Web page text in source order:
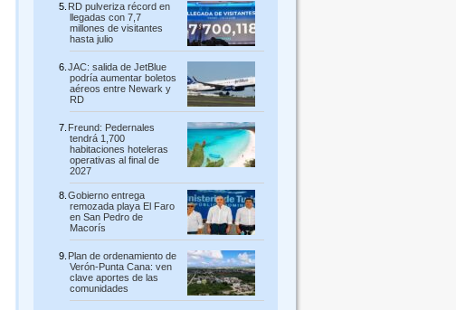
RD pulveriza récord en
llegadas con 7,7
millones de visitantes
hasta julio
JAC: salida de JetBlue
podría aumentar boletos
aéreos entre Newark y
RD
Freund: Pedernales
tendrá 1,700
habitaciones hoteleras
operativas al final de
2027
Gobierno entrega
remozada playa El Faro
en San Pedro de
Macorís
Plan de ordenamiento de
Verón-Punta Cana: ven
clave aportes de las
comunidades